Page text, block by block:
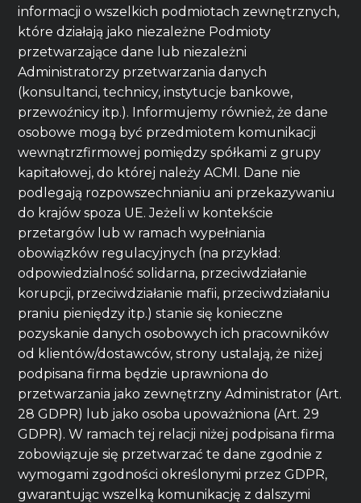
informacji o wszelkich podmiotach zewnętrznych,
które działają jako niezależne Podmioty
przetwarzające dane lub niezależni
Administratorzy przetwarzania danych
(konsultanci, technicy, instytucje bankowe,
przewoźnicy itp.). Informujemy również, że dane
osobowe mogą być przedmiotem komunikacji
wewnątrzfirmowej pomiędzy spółkami z grupy
kapitałowej, do której należy ACMI. Dane nie
podlegają rozpowszechnianiu ani przekazywaniu
do krajów spoza UE. Jeżeli w kontekście
przetargów lub w ramach wypełniania
obowiązków regulacyjnych (na przykład:
odpowiedzialność solidarna, przeciwdziałanie
korupcji, przeciwdziałanie mafii, przeciwdziałaniu
praniu pieniędzy itp.) stanie się konieczne
pozyskanie danych osobowych ich pracowników
od klientów/dostawców, strony ustalają, że niżej
podpisana firma będzie uprawniona do
przetwarzania jako zewnętrzny Administrator (Art.
28 GDPR) lub jako osoba upoważniona (Art. 29
GDPR). W ramach tej relacji niżej podpisana firma
zobowiązuje się przetwarzać te dane zgodnie z
wymogami zgodności określonymi przez GDPR,
gwarantując wszelką komunikację z dalszymi